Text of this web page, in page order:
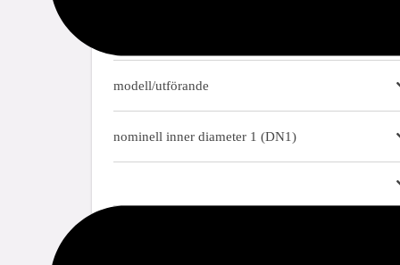
modell/utförande
nominell inner diameter 1 (DN1)